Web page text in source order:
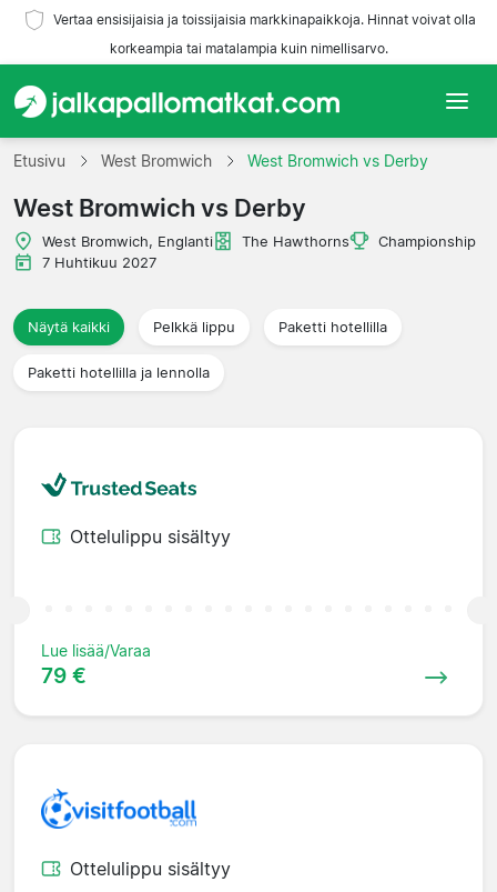
Vertaa ensisijaisia ja toissijaisia markkinapaikkoja. Hinnat voivat olla
korkeampia tai matalampia kuin nimellisarvo.
Etusivu
Joukkueet
Liigat
Matkatoimistoja
Etusivu West Bromwich West Bromwich vs Derby
West Bromwich vs Derby
West Bromwich, Englanti The Hawthorns
Championship
7 Huhtikuu 2027
Näytä kaikki Pelkkä lippu Paketti hotellilla
Paketti hotellilla ja lennolla
Ottelulippu sisältyy
Lue lisää/Varaa
79 €
Ottelulippu sisältyy